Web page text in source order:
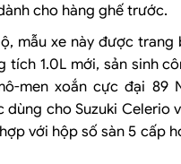
cho hàng ghế trước.
mẫu xe này được trang
tích 1.0L mới, sản sinh
men xoắn cực đại 89
cho Suzuki Celerio
với hộp số sàn 5 cấp